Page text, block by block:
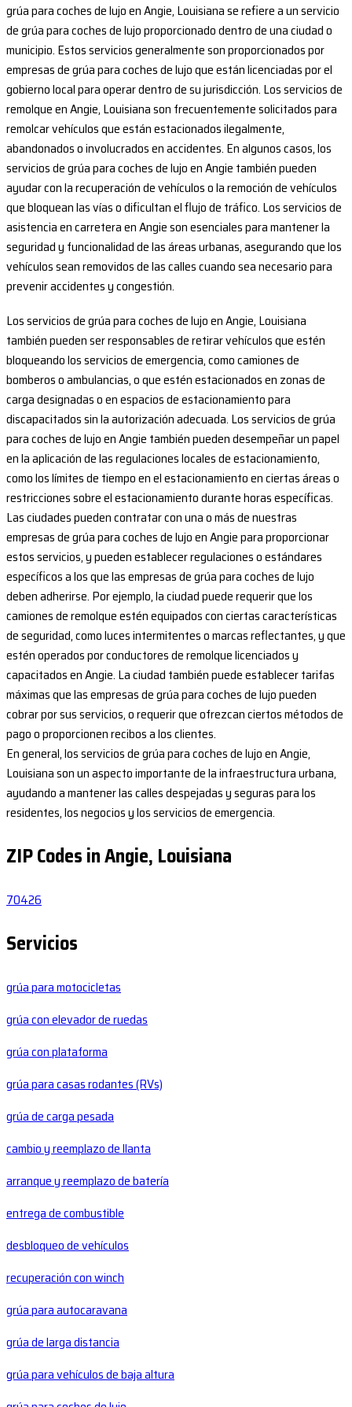
grúa para coches de lujo en Angie, Louisiana se refiere a un servicio
de grúa para coches de lujo proporcionado dentro de una ciudad o
municipio. Estos servicios generalmente son proporcionados por
empresas de grúa para coches de lujo que están licenciadas por el
gobierno local para operar dentro de su jurisdicción. Los servicios de
remolque en Angie, Louisiana son frecuentemente solicitados para
remolcar vehículos que están estacionados ilegalmente,
abandonados o involucrados en accidentes. En algunos casos, los
servicios de grúa para coches de lujo en Angie también pueden
ayudar con la recuperación de vehículos o la remoción de vehículos
que bloquean las vías o dificultan el flujo de tráfico. Los servicios de
asistencia en carretera en Angie son esenciales para mantener la
seguridad y funcionalidad de las áreas urbanas, asegurando que los
vehículos sean removidos de las calles cuando sea necesario para
prevenir accidentes y congestión.
Los servicios de grúa para coches de lujo en Angie, Louisiana
también pueden ser responsables de retirar vehículos que estén
bloqueando los servicios de emergencia, como camiones de
bomberos o ambulancias, o que estén estacionados en zonas de
carga designadas o en espacios de estacionamiento para
discapacitados sin la autorización adecuada. Los servicios de grúa
para coches de lujo en Angie también pueden desempeñar un papel
en la aplicación de las regulaciones locales de estacionamiento,
como los límites de tiempo en el estacionamiento en ciertas áreas o
restricciones sobre el estacionamiento durante horas específicas.
Las ciudades pueden contratar con una o más de nuestras
empresas de grúa para coches de lujo en Angie para proporcionar
estos servicios, y pueden establecer regulaciones o estándares
específicos a los que las empresas de grúa para coches de lujo
deben adherirse. Por ejemplo, la ciudad puede requerir que los
camiones de remolque estén equipados con ciertas características
de seguridad, como luces intermitentes o marcas reflectantes, y que
estén operados por conductores de remolque licenciados y
capacitados en Angie. La ciudad también puede establecer tarifas
máximas que las empresas de grúa para coches de lujo pueden
cobrar por sus servicios, o requerir que ofrezcan ciertos métodos de
pago o proporcionen recibos a los clientes.
En general, los servicios de grúa para coches de lujo en Angie,
Louisiana son un aspecto importante de la infraestructura urbana,
ayudando a mantener las calles despejadas y seguras para los
residentes, los negocios y los servicios de emergencia.
ZIP Codes in Angie, Louisiana
70426
Servicios
grúa para motocicletas
grúa con elevador de ruedas
grúa con plataforma
grúa para casas rodantes (RVs)
grúa de carga pesada
cambio y reemplazo de llanta
arranque y reemplazo de batería
entrega de combustible
desbloqueo de vehículos
recuperación con winch
grúa para autocaravana
grúa de larga distancia
grúa para vehículos de baja altura